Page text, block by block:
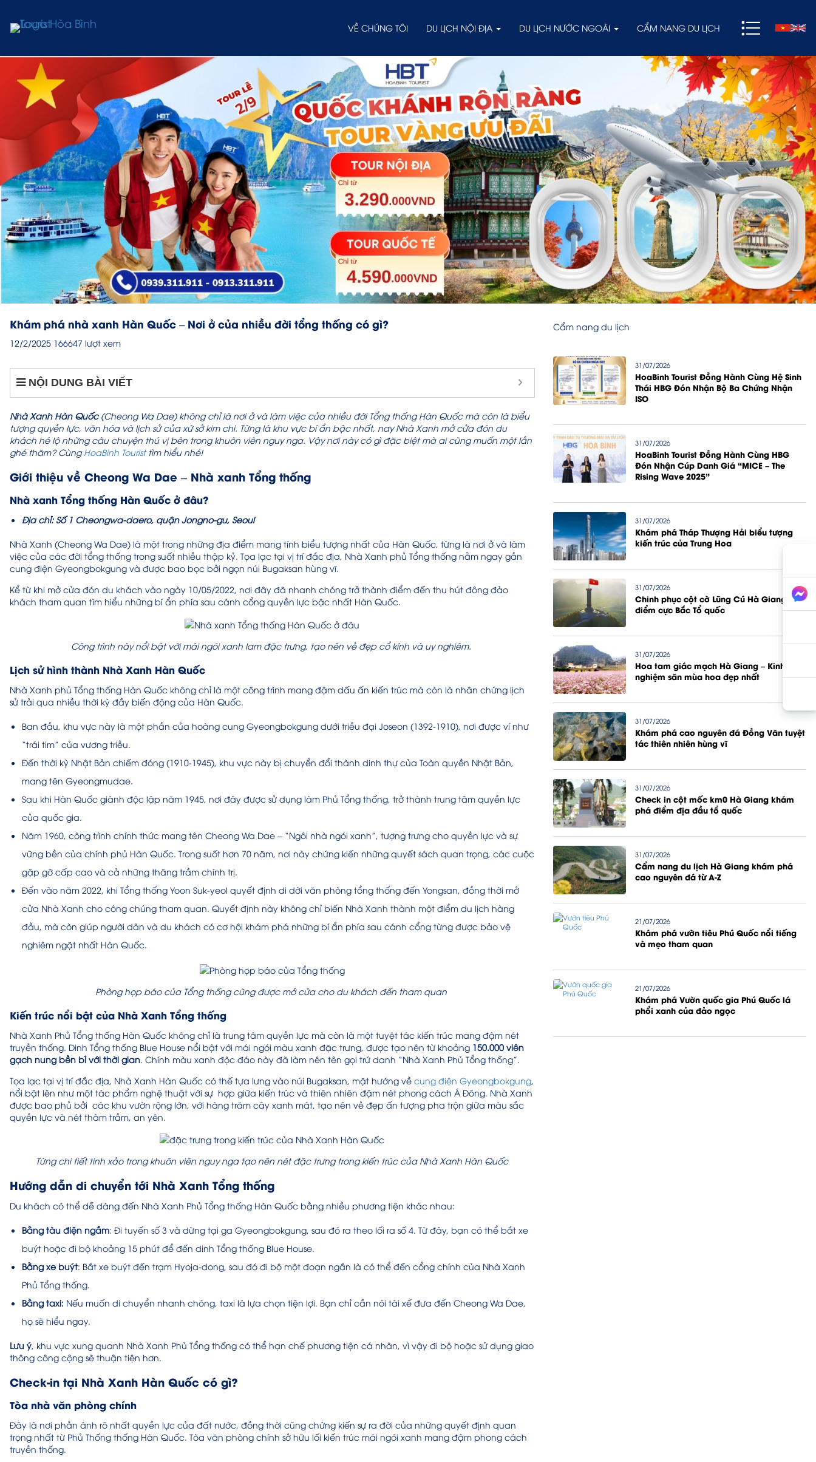
VỀ CHÚNG TÔI DU LỊCH NỘI ĐỊA DU LỊCH NƯỚC NGOÀI CẨM NANG DU LỊCH
Khám phá nhà xanh Hàn Quốc – Nơi ở của nhiều đời tổng thống có gì?
12/2/2025 166647 lượt xem
NỘI DUNG BÀI VIẾT
Nhà Xanh Hàn Quốc(Cheong Wa Dae) không chỉ là nơi ở và làm việc của nhiều đời Tổng thống Hàn Quốc mà còn là biểu
tượng quyền lực, văn hóa và lịch sử của xứ sở kim chi. Từng là khu vực bí ẩn bậc nhất, nay Nhà Xanh mở cửa đón du
khách hé lộ những câu chuyện thú vị bên trong khuôn viên nguy nga. Vậy nơi này có gì đặc biệt mà ai cũng muốn một lần
ghé thăm? CùngHoaBinh Touristtìm hiểu nhé!
Giới thiệu về Cheong Wa Dae – Nhà xanh Tổng thống
Nhà xanh Tổng thống Hàn Quốc ở đâu?
Địa chỉ: Số 1 Cheongwa-daero, quận Jongno-gu, Seoul
Nhà Xanh (Cheong Wa Dae) là một trong những địa điểm mang tính biểu tượng nhất của Hàn Quốc, từng là nơi ở và làm
việc của các đời tổng thống trong suốt nhiều thập kỷ. Tọa lạc tại vị trí đắc địa, Nhà Xanh phủ Tổng thống nằm ngay gần
cung điện Gyeongbokgung và được bao bọc bởi ngọn núi Bugaksan hùng vĩ.
Kể từ khi mở cửa đón du khách vào ngày 10/05/2022, nơi đây đã nhanh chóng trở thành điểm đến thu hút đông đảo
khách tham quan tìm hiểu những bí ẩn phía sau cánh cổng quyền lực bậc nhất Hàn Quốc.
Công trình này nổi bật với mái ngói xanh lam đặc trưng, tạo nên vẻ đẹp cổ kính và uy nghiêm.
Lịch sử hình thành Nhà Xanh Hàn Quốc
Nhà Xanh phủ Tổng thống Hàn Quốc không chỉ là một công trình mang đậm dấu ấn kiến trúc mà còn là nhân chứng lịch
sử trải qua nhiều thời kỳ đầy biến động của Hàn Quốc.
Ban đầu, khu vực này là một phần của hoàng cung Gyeongbokgung dưới triều đại Joseon (1392-1910), nơi được ví như
“trái tim” của vương triều.
Đến thời kỳ Nhật Bản chiếm đóng (1910-1945), khu vực này bị chuyển đổi thành dinh thự của Toàn quyền Nhật Bản,
mang tên Gyeongmudae.
Sau khi Hàn Quốc giành độc lập năm 1945, nơi đây được sử dụng làm Phủ Tổng thống, trở thành trung tâm quyền lực
của quốc gia.
Năm 1960, công trình chính thức mang tên Cheong Wa Dae – “Ngôi nhà ngói xanh”, tượng trưng cho quyền lực và sự
vững bền của chính phủ Hàn Quốc. Trong suốt hơn 70 năm, nơi này chứng kiến những quyết sách quan trọng, các cuộc
gặp gỡ cấp cao và cả những thăng trầm chính trị.
Đến vào năm 2022, khi Tổng thống Yoon Suk-yeol quyết định di dời văn phòng tổng thống đến Yongsan, đồng thời mở
cửa Nhà Xanh cho công chúng tham quan. Quyết định này không chỉ biến Nhà Xanh thành một điểm du lịch hàng
đầu, mà còn giúp người dân và du khách có cơ hội khám phá những bí ẩn phía sau cánh cổng từng được bảo vệ
nghiêm ngặt nhất Hàn Quốc.
Phòng họp báo của Tổng thống cũng được mở cửa cho du khách đến tham quan
Kiến trúc nổi bật của Nhà Xanh Tổng thống
Nhà Xanh Phủ Tổng thống Hàn Quốc không chỉ là trung tâm quyền lực mà còn là một tuyệt tác kiến trúc mang đậm nét
truyền thống. Dinh Tổng thống Blue House nổi bật với mái ngói màu xanh đặc trưng, được tạo nên từ khoảng 150.000 viên
gạch nung bền bỉ với thời gian. Chính màu xanh độc đáo này đã làm nên tên gọi trứ danh “Nhà Xanh Phủ Tổng thống”.
Tọa lạc tại vị trí đắc địa, Nhà Xanh Hàn Quốc có thế tựa lưng vào núi Bugaksan, mặt hướng về cung điện Gyeongbokgung,
nổi bật lên như một tác phẩm nghệ thuật với sự hợp giữa kiến trúc và thiên nhiên đậm nét phong cách Á Đông. Nhà Xanh
được bao phủ bởi các khu vườn rộng lớn, với hàng trăm cây xanh mát, tạo nên vẻ đẹp ấn tượng pha trộn giữa màu sắc
quyền lực và nét thâm trầm, an yên.
Từng chi tiết tinh xảo trong khuôn viên nguy nga tạo nên nét đặc trưng trong kiến trúc của Nhà Xanh Hàn Quốc
Hướng dẫn di chuyển tới Nhà Xanh Tổng thống
Du khách có thể dễ dàng đến Nhà Xanh Phủ Tổng thống Hàn Quốc bằng nhiều phương tiện khác nhau:
Bằng tàu điện ngầm: Đi tuyến số 3 và dừng tại ga Gyeongbokgung, sau đó ra theo lối ra số 4. Từ đây, bạn có thể bắt xe
buýt hoặc đi bộ khoảng 15 phút để đến dinh Tổng thống Blue House.
Bằng xe buýt: Bắt xe buýt đến trạm Hyoja-dong, sau đó đi bộ một đoạn ngắn là có thể đến cổng chính của Nhà Xanh
Phủ Tổng thống.
Bằng taxi: Nếu muốn di chuyển nhanh chóng, taxi là lựa chọn tiện lợi. Bạn chỉ cần nói tài xế đưa đến Cheong Wa Dae,
họ sẽ hiểu ngay.
Lưu ý, khu vực xung quanh Nhà Xanh Phủ Tổng thống có thể hạn chế phương tiện cá nhân, vì vậy đi bộ hoặc sử dụng giao
thông công cộng sẽ thuận tiện hơn.
Check-in tại Nhà Xanh Hàn Quốc có gì?
Tòa nhà văn phòng chính
Đây là nơi phản ánh rõ nhất quyền lực của đất nước, đồng thời cũng chứng kiến sự ra đời của những quyết định quan
trọng nhất từ Phủ Thống thống Hàn Quốc. Tòa văn phòng chính sở hữu lối kiến trúc mái ngói xanh mang đậm phong cách
truyền thống.
Cẩm nang du lịch
31/07/2026
HoaBinh Tourist Đồng Hành Cùng Hệ Sinh
Thái HBG Đón Nhận Bộ Ba Chứng Nhận
ISO
31/07/2026
HoaBinh Tourist Đồng Hành Cùng HBG
Đón Nhận Cúp Danh Giá “MICE – The
Rising Wave 2025”
31/07/2026
Khám phá Tháp Thượng Hải biểu tượng
kiến trúc của Trung Hoa
31/07/2026
Chinh phục cột cờ Lũng Cú Hà Giang
điểm cực Bắc Tổ quốc
31/07/2026
Hoa tam giác mạch Hà Giang – Kinh
nghiệm săn mùa hoa đẹp nhất
31/07/2026
Khám phá cao nguyên đá Đồng Văn tuyệt
tác thiên nhiên hùng vĩ
31/07/2026
Check in cột mốc km0 Hà Giang khám
phá điểm địa đầu tổ quốc
31/07/2026
Cẩm nang du lịch Hà Giang khám phá
cao nguyên đá từ A-Z
21/07/2026
Khám phá vườn tiêu Phú Quốc nổi tiếng
và mẹo tham quan
21/07/2026
Khám phá Vườn quốc gia Phú Quốc lá
phổi xanh của đảo ngọc